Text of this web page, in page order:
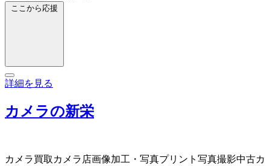
ここから応援
詳細を見る
カメラの新栄
カメラ買取 カメラ店画像加工・写真プリント 写真撮影中古カ